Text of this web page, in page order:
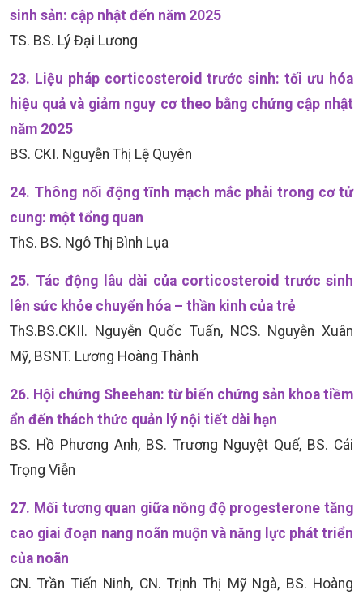
sinh sản: cập nhật đến năm 2025
TS. BS. Lý Đại Lương
23. Liệu pháp corticosteroid trước sinh: tối ưu hóa
hiệu quả và giảm nguy cơ theo bằng chứng cập nhật
năm 2025
BS. CKI. Nguyễn Thị Lệ Quyên
24. Thông nối động tĩnh mạch mắc phải trong cơ tử
cung: một tổng quan
ThS. BS. Ngô Thị Bình Lụa
25. Tác động lâu dài của corticosteroid trước sinh
lên sức khỏe chuyển hóa – thần kinh của trẻ
ThS.BS.CKII. Nguyễn Quốc Tuấn, NCS. Nguyễn Xuân
Mỹ, BSNT. Lương Hoàng Thành
26. Hội chứng Sheehan: từ biến chứng sản khoa tiềm
ẩn đến thách thức quản lý nội tiết dài hạn
BS. Hồ Phương Anh, BS. Trương Nguyệt Quế, BS. Cái
Trọng Viễn
27. Mối tương quan giữa nồng độ progesterone tăng
cao giai đoạn nang noãn muộn và năng lực phát triển
của noãn
CN. Trần Tiến Ninh, CN. Trịnh Thị Mỹ Ngà, BS. Hoàng